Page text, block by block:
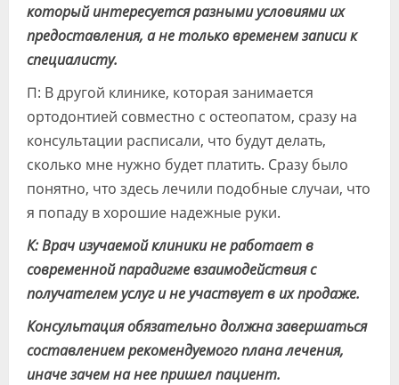
который интересуется разными условиями их
предоставления, а не только временем записи к
специалисту.
П: В другой клинике, которая занимается
ортодонтией совместно с остеопатом, сразу на
консультации расписали, что будут делать,
сколько мне нужно будет платить. Сразу было
понятно, что здесь лечили подобные случаи, что
я попаду в хорошие надежные руки.
К: Врач изучаемой клиники не работает в
современной парадигме взаимодействия с
получателем услуг и не участвует в их продаже.
Консультация обязательно должна завершаться
составлением рекомендуемого плана лечения,
иначе зачем на нее пришел пациент.